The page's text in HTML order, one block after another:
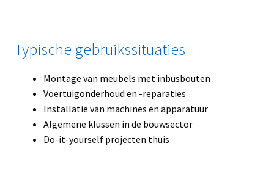
Typische gebruikssituaties
Montage van meubels met inbusbouten
Voertuigonderhoud en -reparaties
Installatie van machines en apparatuur
Algemene klussen in de bouwsector
Do-it-yourself projecten thuis